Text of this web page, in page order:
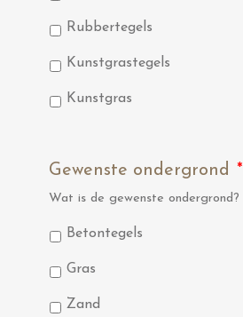
Rubbertegels
Kunstgrastegels
Kunstgras
Gewenste ondergrond *
Wat is de gewenste ondergrond?
Betontegels
Gras
Zand